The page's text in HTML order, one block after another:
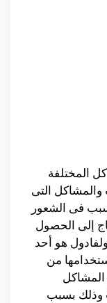
المختلفة
والمشاكل التى
فى الشعور
إلى الحصول
هو أحد
من
وذلك بسبب